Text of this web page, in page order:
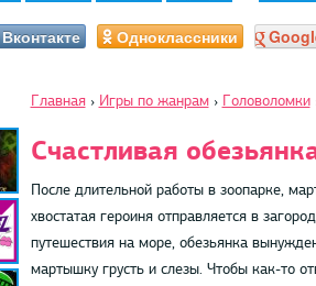
Вконтакте Одноклассники
Главная › Игры по жанрам › Головоломки
Счастливая
После длительной работы в зоопарке,
хвостатая героиня отправляется в
путешествия на море, обезьянка
мартышку грусть и слезы. Чтобы как-то